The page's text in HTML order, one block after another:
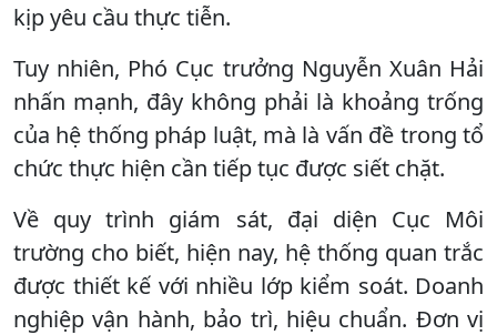
kịp yêu cầu thực tiễn.
Tuy nhiên, Phó Cục trưởng Nguyễn Xuân Hải
nhấn mạnh, đây không phải là khoảng trống
của hệ thống pháp luật, mà là vấn đề trong tổ
chức thực hiện cần tiếp tục được siết chặt.
Về quy trình giám sát, đại diện Cục Môi
trường cho biết, hiện nay, hệ thống quan trắc
được thiết kế với nhiều lớp kiểm soát. Doanh
nghiệp vận hành, bảo trì, hiệu chuẩn. Đơn vị